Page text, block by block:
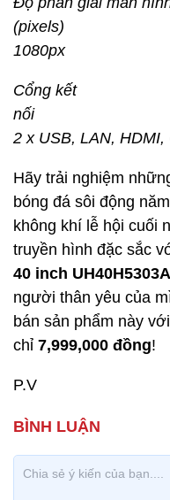
1080px
Cổng kết
2 x USB, LAN,
Hãy trải nghiệm
bóng đá sôi động
không khí lễ hội cuối
truyền hình đặc sắc
40 inch
người thân yêu của
bán sản phẩm này
chỉ 7,999,000 đồng!
P.V